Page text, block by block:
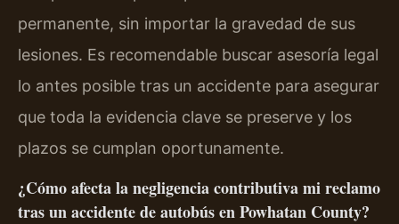
permanente, sin importar la gravedad de sus
lesiones. Es recomendable buscar asesoría legal
lo antes posible tras un accidente para asegurar
que toda la evidencia clave se preserve y los
plazos se cumplan oportunamente.
¿Cómo afecta la negligencia contributiva mi reclamo
tras un accidente de autobús en Powhatan County?